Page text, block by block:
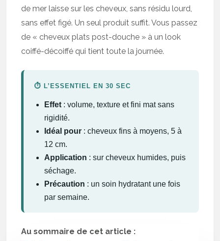
de mer laisse sur les cheveux, sans résidu lourd,
sans effet figé. Un seul produit suffit. Vous passez
de « cheveux plats post-douche » à un look
coiffé-décoiffé qui tient toute la journée.
⏱️ L’ESSENTIEL EN 30 SEC
Effet : volume, texture et fini mat sans
rigidité.
Idéal pour : cheveux fins à moyens, 5 à
12 cm.
Application : sur cheveux humides, puis
séchage.
Précaution : un soin hydratant une fois
par semaine.
Au sommaire de cet article :